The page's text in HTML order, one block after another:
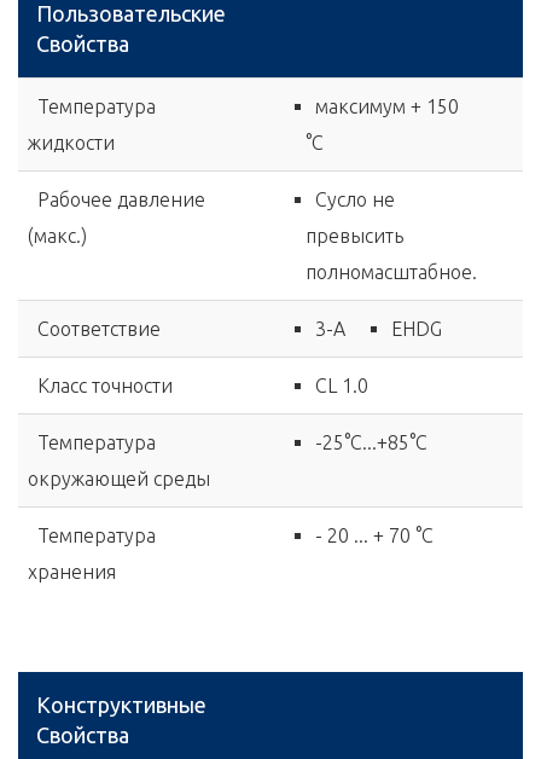
Пользовательские
Свойства
Температура
жидкости
максимум + 150
°C
Рабочее давление
(макс.)
Сусло не
превысить
полномасштабное.
Соответствие 3-A EHDG
Класс точности CL 1.0
Температура
окружающей среды
-25°C...+85°C
Температура
хранения
- 20 ... + 70 °C
Конструктивные
Свойства